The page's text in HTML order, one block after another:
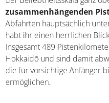
zusammenhängenden
Abfahrten hauptsächlich
habt ihr einen herrlichen
Insgesamt 489
Hokkaidō und sind damit
die für vorsichtige Anfänger
ermöglichen.